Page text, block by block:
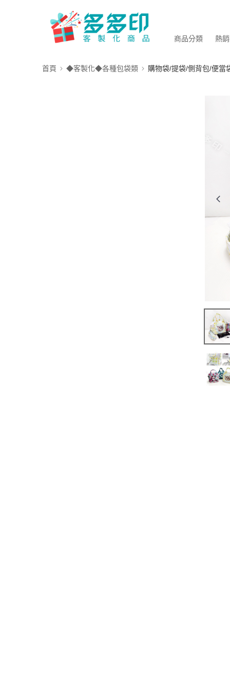
商品分類 熱
首頁 ◆客製化◆各種包袋類 購物袋/提袋/側背包/便當